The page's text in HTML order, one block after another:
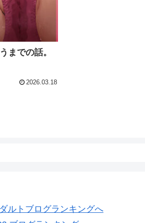
までの話。
2026.03.18
ルトブログランキングへ